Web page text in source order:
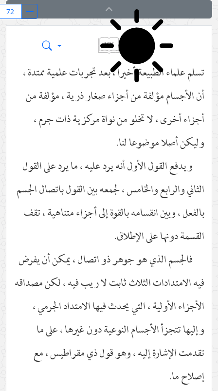
بدایة الحکمة ٧٢
تسلم علماء الطبيعة أخيرا ، بعد تجربات علمية ممتدة ،
أن الأجسام مؤلفة من أجزاء صغار ذرية ، مؤلفة من
أجزاء أخرى ، لا تخلو من نواة مركزية ذات جرم ،
وليكن أصلا موضوعا لنا.
ويدفع القول الأول أنه يرد عليه ، ما يرد على القول
الثاني والرابع والخامس ، لجمعه بين القول باتصال الجسم
بالفعل ، وبين انقسامه بالقوة إلى أجزاء متناهية ، تقف
القسمة دونها على الإطلاق.
فالجسم الذي هو جوهر ذو اتصال ، يمكن أن يفرض
فيه الامتدادات الثلاث ثابت لا ريب فيه ، لكن مصداقه
الأجزاء الأولية ، التي يحدث فيها الامتداد الجرمي ،
وإليها تتجزأ الأجسام النوعية دون غيرها ، على ما
تقدمت الإشارة إليه ، وهو قول ذي مقراطيس ، مع
إصلاح ما.